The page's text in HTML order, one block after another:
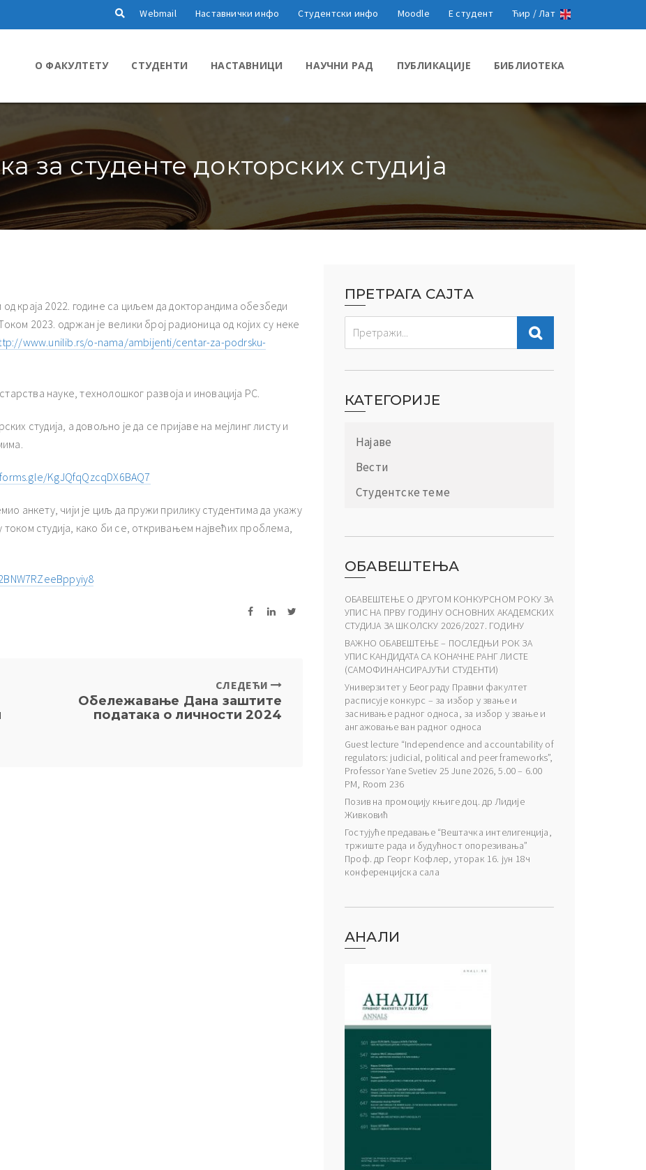
Webmail Наставнички инфо Студентски инфо Moodle Е студент Ћир /Лат
О ФАКУЛТЕТУ СТУДЕНТИ НАСТАВНИЦИ НАУЧНИ РАД ПУБЛИКАЦИЈЕ БИБЛИОТЕКА
за студенте докторских студија
краја 2022. године са циљем да докторандима обезбеди
2023. одржан је велики број радионица од којих су неке
www.unilib.rs/o-nama/ambijenti/centar-za-podrsku-
науке, технолошког развоја и иновација РС.
студија, а довољно је да се пријаве на мејлинг листу и
KgJQfqQzcqDX6BAQ7
анкету, чији је циљ да пружи прилику студентима да укажу
студија, како би се, откривањем највећих проблема,
СЛЕДЕЋИ
Обележавање Дана заштите
података о личности 2024
ПРЕТРАГА САЈТА
КАТЕГОРИЈЕ
Најаве
Вести
Студентске теме
ОБАВЕШТЕЊА
ОБАВЕШТЕЊЕ О ДРУГОМ КОНКУРСНОМ РОКУ ЗА
УПИС НА ПРВУ ГОДИНУ ОСНОВНИХ АКАДЕМСКИХ
СТУДИЈА ЗА ШКОЛСКУ 2026/2027. ГОДИНУ
ВАЖНО ОБАВЕШТЕЊЕ – ПОСЛЕДЊИ РОК ЗА
УПИС КАНДИДАТА СА КОНАЧНЕ РАНГ ЛИСТЕ
(САМОФИНАНСИРАЈУЋИ СТУДЕНТИ)
Универзитет у Београду Правни факултет
расписује конкурс – за избор у звање и
заснивање радног односа, за избор у звање и
ангажовање ван радног односа
Guest lecture “Independence and accountability of
regulators: judicial, political and peer frameworks”,
Professor Yane Svetiev 25 June 2026, 5.00 – 6.00
PM, Room 236
Позив на промоцију књиге доц. др Лидије
Живковић
Гостујуће предавање “Вештачка интелигенција,
тржиште рада и будућност опорезивања”
Проф. др Георг Кофлер, уторак 16. јун 18ч
конференцијска сала
АНАЛИ